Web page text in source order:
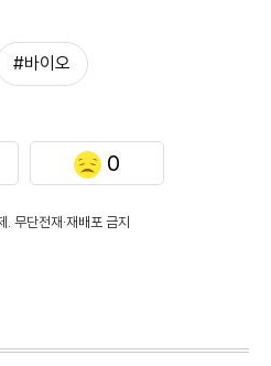
#바이오
0
무단전재·재배포 금지